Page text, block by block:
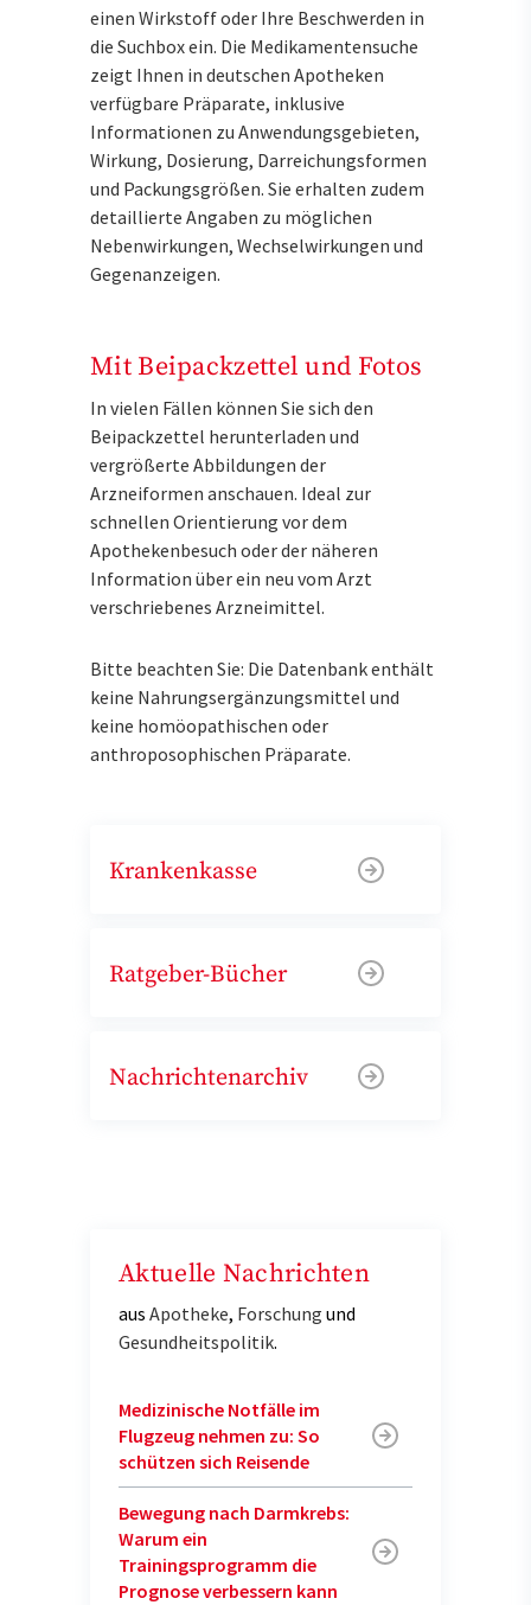
einen Wirkstoff oder Ihre Beschwerden in
die Suchbox ein. Die Medikamentensuche
zeigt Ihnen in deutschen Apotheken
verfügbare Präparate, inklusive
Informationen zu Anwendungsgebieten,
Wirkung, Dosierung, Darreichungsformen
und Packungsgrößen. Sie erhalten zudem
detaillierte Angaben zu möglichen
Nebenwirkungen, Wechselwirkungen und
Gegenanzeigen.
Mit Beipackzettel und Fotos
In vielen Fällen können Sie sich den
Beipackzettel herunterladen und
vergrößerte Abbildungen der
Arzneiformen anschauen. Ideal zur
schnellen Orientierung vor dem
Apothekenbesuch oder der näheren
Information über ein neu vom Arzt
verschriebenes Arzneimittel.
Bitte beachten Sie: Die Datenbank enthält
keine Nahrungsergänzungsmittel und
keine homöopathischen oder
anthroposophischen Präparate.
Krankenkasse
Ratgeber-Bücher
Nachrichtenarchiv
Aktuelle Nachrichten
aus Apotheke, Forschung und
Gesundheitspolitik.
Medizinische Notfälle im
Flugzeug nehmen zu: So
schützen sich Reisende
Bewegung nach Darmkrebs:
Warum ein
Trainingsprogramm die
Prognose verbessern kann